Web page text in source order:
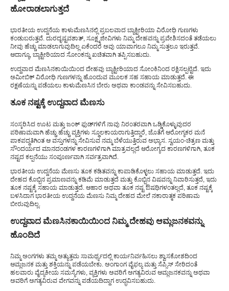
ಹೋರಾಡಲಾಗುತ್ತದೆ
ಭಾರತೀಯ ಉದ್ದನೆಯ ಕಾಳುಮೆಣಸಿನಲ್ಲಿ ಪ್ರಬಲವಾದ ಬ್ಯಾಕ್ಟೀರಿಯಾ ವಿರೋಧಿ ಗುಣಗಳು
ಕಂಡುಬರುತ್ತವೆ. ದುರದೃಷ್ಟವಶಾತ್, ಸೂಕ್ಷ್ಮಜೀವಿಗಳು ನಿಮ್ಮ ದೇಹವನ್ನು ಪ್ರವೇಶಿಸದಂತೆ ತಡೆಯಲು
ನೀವು ಹೆಚ್ಚು ಮಾಡಲಾಗುವುದಿಲ್ಲ ಏಕೆಂದರೆ ಅವು ಯಾವಾಗಲೂ ನಿಮ್ಮ ಸುತ್ತಲೂ ಇರುತ್ತವೆ.
ಆದಾಗ್ಯೂ, ಬ್ಯಾಕ್ಟೀರಿಯಾದ ಸೋಂಕನ್ನು ಖಚಿತವಾಗಿ ತಪ್ಪಿಸಬಹುದು.
ಉದ್ದವಾದ ಮೆಣಸಿನಕಾಯಿಯಿಂದ ದೇಹವು ಬ್ಯಾಕ್ಟೀರಿಯಾದ ಸೋಂಕಿನಿಂದ ರಕ್ಷಿಸಲ್ಪಟ್ಟಿದೆ. ಇದು
ಅಮೀಬಿಕ್ ವಿರೋಧಿ ಗುಣಗಳನ್ನು ಹೊಂದುವ ಮೂಲಕ ಸಹ ಸಹಾಯ ಮಾಡುತ್ತದೆ. ಈ
ರಕ್ಷಣೆಯನ್ನು ಪಡೆಯಲು ಕಾಳುಮೆಣಸಿನ ಬೇರು ಅಥವಾ ಕಾಂಡವನ್ನು ಸೇವಿಸಬಹುದು.
ತೂಕ ನಷ್ಟಕ್ಕೆ ಉದ್ದವಾದ ಮೆಣಸು
ಸಂಸ್ಕರಿಸಿದ ಊಟ ಮತ್ತು ಜಂಕ್ ಫುಡ್‌ಗಳಿಗೆ ನಾವು ನಿರಂತರವಾಗಿ ಒಡ್ಡಿಕೊಳ್ಳುವುದರ
ಪರಿಣಾಮವಾಗಿ ಹೆಚ್ಚು ಹೆಚ್ಚು ವ್ಯಕ್ತಿಗಳು ಸ್ಥೂಲಕಾಯರಾಗುತ್ತಿದ್ದಾರೆ, ಜೊತೆಗೆ ಆರೋಗ್ಯಕರ ಮನೆ
ಪಾಕಪದ್ಧತಿಗಿಂತ ಆ ವಸ್ತುಗಳನ್ನು ಸೇವಿಸುವ ನಮ್ಮ ಬೆಳೆಯುತ್ತಿರುವ ಅಭ್ಯಾಸ. ಸ್ವಯಂ-ಚಿತ್ರಣ ಮತ್ತು
ಸೌಂದರ್ಯದ ಮಾನದಂಡಗಳ ಕಾರಣಗಳಿಗಾಗಿ ಮಾತ್ರವಲ್ಲದೆ ಆರೋಗ್ಯದ ಕಾರಣಗಳಿಗಾಗಿ, ತೂಕ
ನಷ್ಟದ ಕಲ್ಪನೆಯು ಸಂಪೂರ್ಣವಾಗಿ ಸರ್ವತ್ರವಾಗಿದೆ.
ಭಾರತೀಯ ಉದ್ದನೆಯ ಮೆಣಸು ತೂಕ ಕಡಿತವನ್ನು ಕಾಪಾಡಿಕೊಳ್ಳಲು ಸಹಾಯ ಮಾಡುತ್ತದೆ. ಇದು
ದೇಹದ ಕೊಬ್ಬಿನ ಪ್ರಮಾಣವನ್ನು ಕಡಿಮೆ ಮಾಡುತ್ತದೆ ಮತ್ತು ಕೊಬ್ಬಿನ ವಿಷವನ್ನು ನಿವಾರಿಸುತ್ತದೆ, ಇದು
ತೂಕ ನಷ್ಟಕ್ಕೆ ಸಹಾಯ ಮಾಡುತ್ತದೆ. ಆಹಾರ ಅಥವಾ ತೂಕ ನಷ್ಟ ಔಷಧಿಗಳಂತಲ್ಲದೆ, ತೂಕ ನಷ್ಟಕ್ಕೆ
ಬಳಸಿದಾಗ ಭಾರತೀಯ ಉದ್ದನೆಯ ಮೆಣಸು ನಿಮ್ಮ ದೇಹದ ಮೇಲೆ ನಕಾರಾತ್ಮಕ ಪರಿಣಾಮ
ಬೀರುವುದಿಲ್ಲ.
ಉದ್ದವಾದ ಮೆಣಸಿನಕಾಯಿಯಿಂದ ನಿಮ್ಮ ದೇಹವು ಆಮ್ಲಜನಕವನ್ನು
ಹೊಂದಿದೆ
ನಿಮ್ಮ ಅಂಗಗಳು ತಮ್ಮ ಅತ್ಯುತ್ತಮ ಸಾಮರ್ಥ್ಯದಲ್ಲಿ ಕಾರ್ಯನಿರ್ವಹಿಸಲು ಶ್ವಾಸಕೋಶದಿಂದ
ಆಮ್ಲಜನಕ ಮತ್ತು ಶಕ್ತಿಯನ್ನು ಪಡೆಯಬೇಕು. ಅಂಗಾಂಗ ವೈಫಲ್ಯ ಮತ್ತು ಸೆಪ್ಸಿಸ್ ಸೇರಿದಂತೆ
ಹಲವಾರು ವೈದ್ಯಕೀಯ ಸಮಸ್ಯೆಗಳು, ವ್ಯಕ್ತಿಗಳು ಅವರಿಗೆ ಅಗತ್ಯವಿರುವ ಆಮ್ಲಜನಕವನ್ನು ಅಥವಾ
ಅವರಿಗೆ ಅಗತ್ಯವಿರುವ ವೇಗವನ್ನು ಪಡೆಯದಿದ್ದಾಗ ಉದ್ಭವಿಸಬಹುದು.